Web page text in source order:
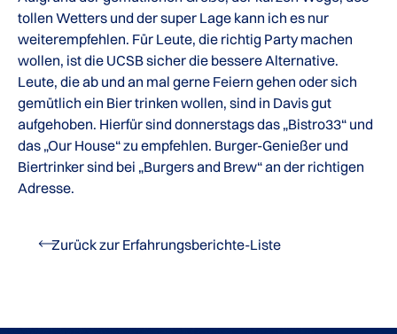
tollen Wetters und der super Lage kann ich es nur
weiterempfehlen. Für Leute, die richtig Party machen
wollen, ist die UCSB sicher die bessere Alternative.
Leute, die ab und an mal gerne Feiern gehen oder sich
gemütlich ein Bier trinken wollen, sind in Davis gut
aufgehoben. Hierfür sind donnerstags das „Bistro33“ und
das „Our House“ zu empfehlen. Burger-Genießer und
Biertrinker sind bei „Burgers and Brew“ an der richtigen
Adresse.
Zurück zur Erfahrungsberichte-Liste